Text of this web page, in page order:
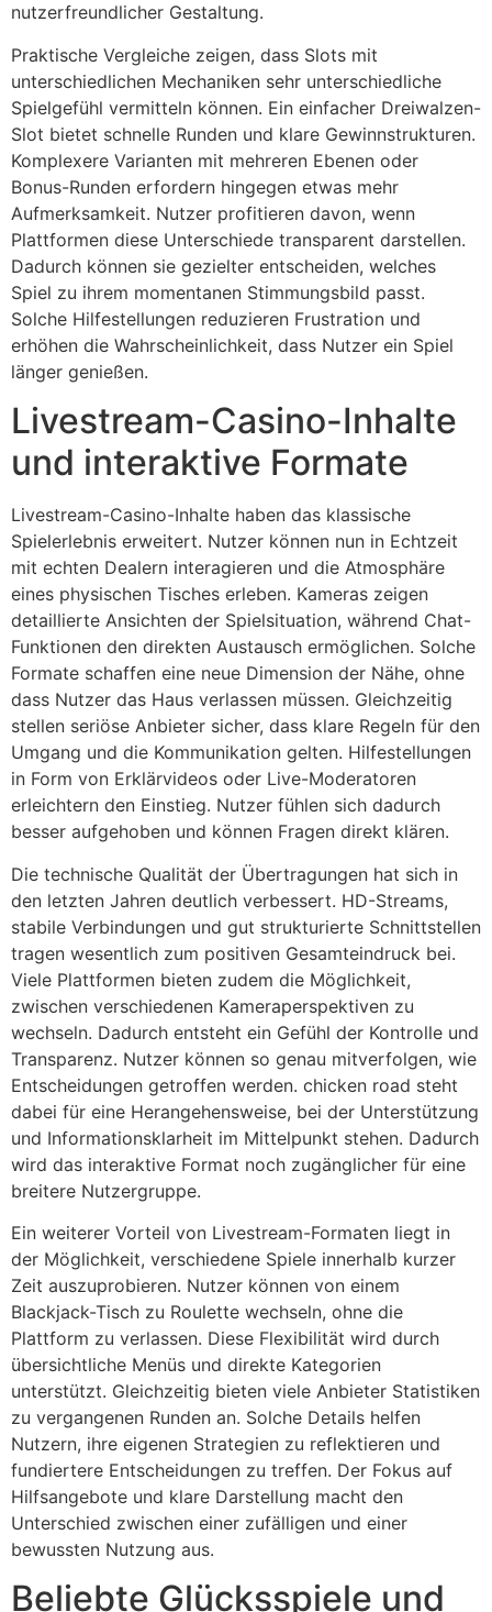
nutzerfreundlicher Gestaltung.
Praktische Vergleiche zeigen, dass Slots mit
unterschiedlichen Mechaniken sehr unterschiedliche
Spielgefühl vermitteln können. Ein einfacher Dreiwalzen-
Slot bietet schnelle Runden und klare Gewinnstrukturen.
Komplexere Varianten mit mehreren Ebenen oder
Bonus-Runden erfordern hingegen etwas mehr
Aufmerksamkeit. Nutzer profitieren davon, wenn
Plattformen diese Unterschiede transparent darstellen.
Dadurch können sie gezielter entscheiden, welches
Spiel zu ihrem momentanen Stimmungsbild passt.
Solche Hilfestellungen reduzieren Frustration und
erhöhen die Wahrscheinlichkeit, dass Nutzer ein Spiel
länger genießen.
Livestream-Casino-Inhalte
und interaktive Formate
Livestream-Casino-Inhalte haben das klassische
Spielerlebnis erweitert. Nutzer können nun in Echtzeit
mit echten Dealern interagieren und die Atmosphäre
eines physischen Tisches erleben. Kameras zeigen
detaillierte Ansichten der Spielsituation, während Chat-
Funktionen den direkten Austausch ermöglichen. Solche
Formate schaffen eine neue Dimension der Nähe, ohne
dass Nutzer das Haus verlassen müssen. Gleichzeitig
stellen seriöse Anbieter sicher, dass klare Regeln für den
Umgang und die Kommunikation gelten. Hilfestellungen
in Form von Erklärvideos oder Live-Moderatoren
erleichtern den Einstieg. Nutzer fühlen sich dadurch
besser aufgehoben und können Fragen direkt klären.
Die technische Qualität der Übertragungen hat sich in
den letzten Jahren deutlich verbessert. HD-Streams,
stabile Verbindungen und gut strukturierte Schnittstellen
tragen wesentlich zum positiven Gesamteindruck bei.
Viele Plattformen bieten zudem die Möglichkeit,
zwischen verschiedenen Kameraperspektiven zu
wechseln. Dadurch entsteht ein Gefühl der Kontrolle und
Transparenz. Nutzer können so genau mitverfolgen, wie
Entscheidungen getroffen werden. chicken road steht
dabei für eine Herangehensweise, bei der Unterstützung
und Informationsklarheit im Mittelpunkt stehen. Dadurch
wird das interaktive Format noch zugänglicher für eine
breitere Nutzergruppe.
Ein weiterer Vorteil von Livestream-Formaten liegt in
der Möglichkeit, verschiedene Spiele innerhalb kurzer
Zeit auszuprobieren. Nutzer können von einem
Blackjack-Tisch zu Roulette wechseln, ohne die
Plattform zu verlassen. Diese Flexibilität wird durch
übersichtliche Menüs und direkte Kategorien
unterstützt. Gleichzeitig bieten viele Anbieter Statistiken
zu vergangenen Runden an. Solche Details helfen
Nutzern, ihre eigenen Strategien zu reflektieren und
fundiertere Entscheidungen zu treffen. Der Fokus auf
Hilfsangebote und klare Darstellung macht den
Unterschied zwischen einer zufälligen und einer
bewussten Nutzung aus.
Beliebte Glücksspiele und